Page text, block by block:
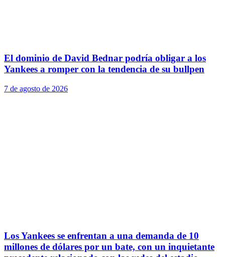
El dominio de David Bednar podría obligar a los
Yankees a romper con la tendencia de su bullpen
7 de agosto de 2026
Los Yankees se enfrentan a una demanda de 10
millones de dólares por un bate, con un inquietante